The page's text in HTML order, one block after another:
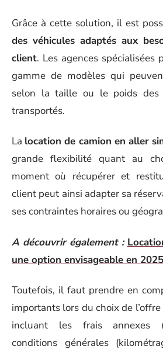
Grâce à cette solution, il est
des véhicules adaptés aux
client. Les agences spécialisées
gamme de modèles qui
selon la taille ou le poids des
transportés.
La location de camion en aller
grande flexibilité quant au
moment où récupérer et
client peut ainsi adapter sa
ses contraintes horaires ou
A découvrir également :
une option envisageable en
Toutefois, il faut prendre en
importants lors du choix de
incluant les frais annexes
conditions générales